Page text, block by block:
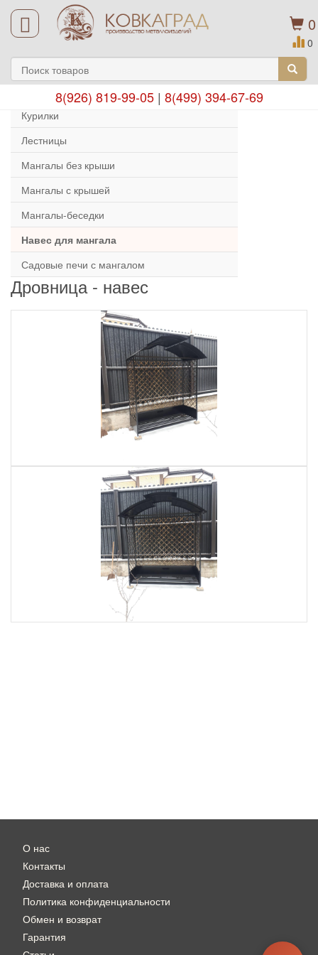
0
0
8(926) 819-99-05| 8(499) 394-67-69
Курилки
Лестницы
Мангалы без крыши
Мангалы с крышей
Мангалы-беседки
Навес для мангала
Садовые печи с мангалом
Дровница - навес
О нас
Контакты
Доставка и оплата
Политика конфиденциальности
Обмен и возврат
Гарантия